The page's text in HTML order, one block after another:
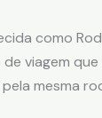
como
viagem
mesma